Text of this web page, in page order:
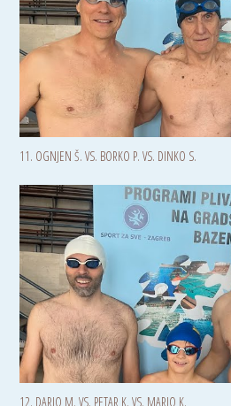
11. OGNJEN Š. VS. BORKO P. VS. DINKO S.
12. DARIO M. VS. PETAR K. VS. MARIO K.